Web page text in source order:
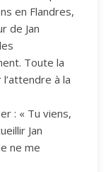
en Flandres,
de Jan
Toute la
à la
: « Tu viens,
Jan
ne me